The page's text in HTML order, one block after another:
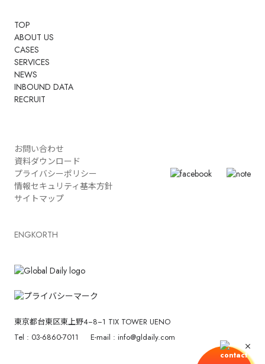
TOP
ABOUT US
CASES
SERVICES
NEWS
INBOUND DATA
RECRUIT
お問い合わせ
資料ダウンロード
プライバシーポリシー
情報セキュリティ基本方針
サイトマップ
ENGKORTH
東京都台東区東上野4−8−1 TIX TOWER UENO
Tel : 03-6860-7011
E-mail : info@gldaily.com